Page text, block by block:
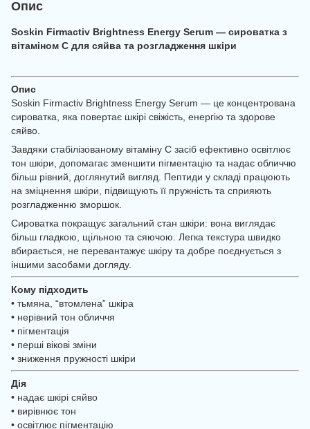
Опис
Soskin Firmactiv Brightness Energy Serum — сироватка з
вітаміном С для сяйва та розгладження шкіри
Опис
Soskin Firmactiv Brightness Energy Serum — це концентрована
сироватка, яка повертає шкірі свіжість, енергію та здорове
сяйво.
Завдяки стабілізованому вітаміну С засіб ефективно освітлює
тон шкіри, допомагає зменшити пігментацію та надає обличчю
більш рівний, доглянутий вигляд. Пептиди у складі працюють
на зміцнення шкіри, підвищують її пружність та сприяють
розгладженню зморшок.
Сироватка покращує загальний стан шкіри: вона виглядає
більш гладкою, щільною та сяючою. Легка текстура швидко
вбирається, не перевантажує шкіру та добре поєднується з
іншими засобами догляду.
Кому підходить
• тьмяна, “втомлена” шкіра
• нерівний тон обличчя
• пігментація
• перші вікові зміни
• зниження пружності шкіри
Дія
• надає шкірі сяйво
• вирівнює тон
• освітлює пігментацію